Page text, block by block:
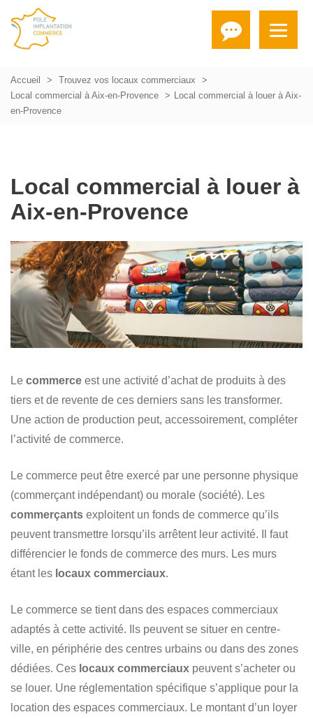
Accueil
Trouvez vos locaux commerciaux
Local commercial à Aix-en-Provence
Local commercial à louer à Aix-
en-Provence
Local commercial à louer à
Aix-en-Provence
Le commerce est une activité d’achat de produits à des
tiers et de revente de ces derniers sans les transformer.
Une action de production peut, accessoirement, compléter
l’activité de commerce.
Le commerce peut être exercé par une personne physique
(commerçant indépendant) ou morale (société). Les
commerçants exploitent un fonds de commerce qu’ils
peuvent transmettre lorsqu’ils arrêtent leur activité. Il faut
différencier le fonds de commerce des murs. Les murs
étant les locaux commerciaux.
Le commerce se tient dans des espaces commerciaux
adaptés à cette activité. Ils peuvent se situer en centre-
ville, en périphérie des centres urbains ou dans des zones
dédiées. Ces locaux commerciaux peuvent s’acheter ou
se louer. Une réglementation spécifique s’applique pour la
location des espaces commerciaux. Le montant d’un loyer